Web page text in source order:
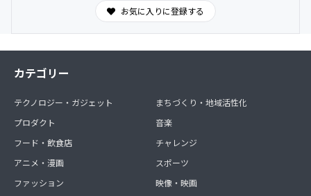
お気に入りに登録する
カテゴリー
テクノロジー・ガジェット
プロダクト
フード・飲食店
アニメ・漫画
ファッション
まちづくり・地域活性化
音楽
チャレンジ
スポーツ
映像・映画